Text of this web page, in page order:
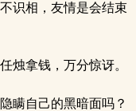
识相，友情是会结束
烛拿钱，万分惊讶。
瞒自己的黑暗面吗？